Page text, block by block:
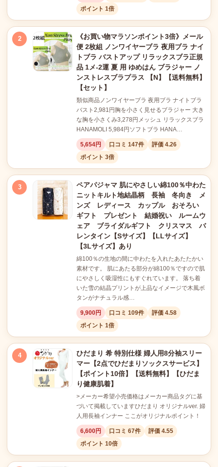
ポイント 1倍
2
《お買い物マラソンポイント3倍》メール
便 2枚組 ノンワイヤーブラ 夜用ブラ ナイ
トブラ バストアップ リラックスブラ正規
品 1メ-2運 夏 用 ゆめはん ブラジャー ノ
ンストレスブラプラス 【N】【送料無料】
【セット】
類似商品ノンワイヤーブラ 夜用ブラ ナイトブラ
バスト2,981円胸を小さく見せるブラジャー 大き
な胸を小さくみ3,278円メッシュ リラックスブラ
HANAMOLI 5,984円ソフトブラ HANA…
5,654円 口コミ 147件
評価 4.26
ポイント 3倍
3
ペアパジャマ 肌にやさしい綿100％中わた
ニットキルト地結晶柄 長袖 冬向き メ
ンズ レディース カップル おそろい
ギフト プレゼント 結婚祝い ルームウ
ェア ブライダルギフト クリスマス バ
レンタイン【Sサイズ】【LLサイズ】
【3Lサイズ】あり
綿100％の生地の間に中わたを入れたあたたかい
素材です。 肌にあたる部分が綿100％ですので肌
にやさしく吸湿性にもすぐれています。 落ち着
いた雪の結晶プリントが上品なイメージで木風ボ
タンがナチュラル感…
9,900円 口コミ 109件
評価 4.58
ポイント 1倍
4
ひだまり 希 特別仕様 婦人用8分袖スリー
マー【2点でひだまりソックスサービス】
【ポイント10倍】【送料無料】【ひだま
り健康肌着】
>メーカー希望小売価格はメーカー商品タグに基
づいて掲載していますひだまり オリジナルver. 婦
人用長袖インナー ここがオリジナルポイント！
6,600円 口コミ 67件
評価 4.55
ポイント 10倍